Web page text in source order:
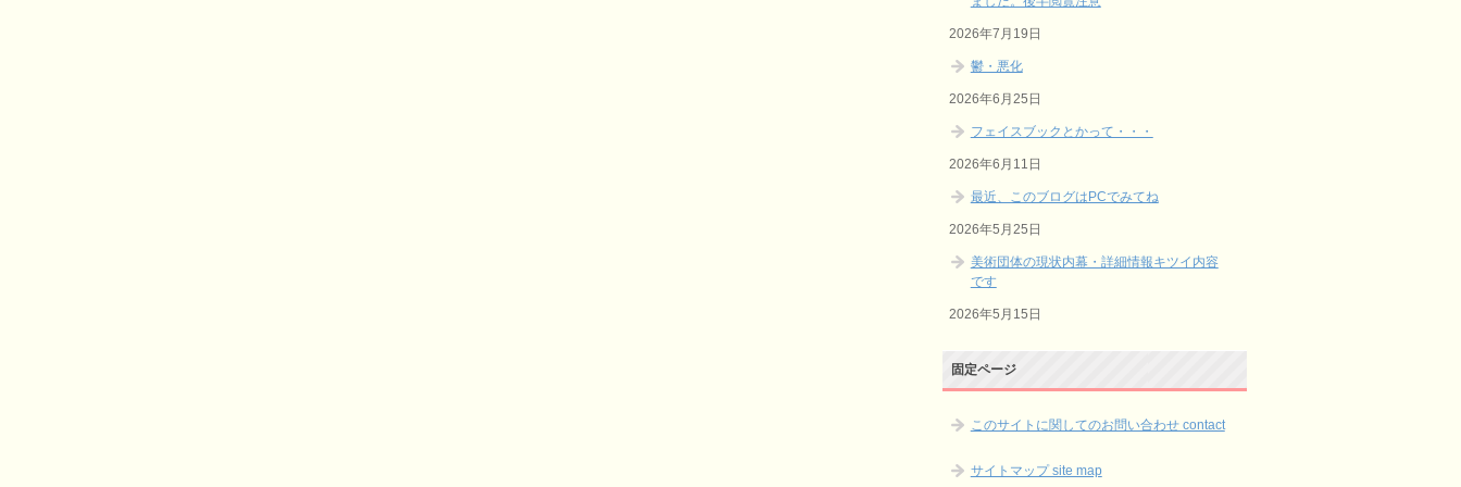
2026年7月19日
鬱・悪化
2026年6月25日
フェイスブックとかって・・・
2026年6月11日
最近、このブログはPCでみてね
2026年5月25日
美術団体の現状内幕・詳細情報キツイ内容
です
2026年5月15日
固定ページ
このサイトに関してのお問い合わせ contact
サイトマップ site map